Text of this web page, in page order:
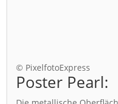
© PixelfotoExpress
Poster Pearl: